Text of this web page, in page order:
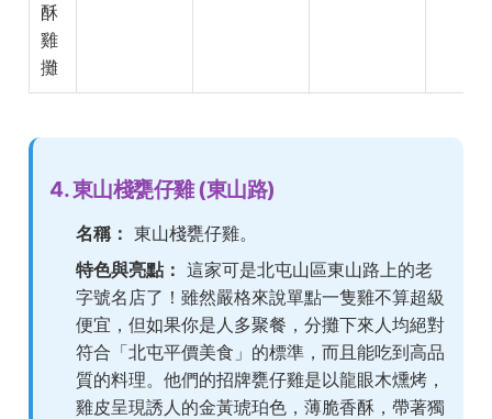
酥
雞
攤
4. 東山棧甕仔雞 (東山路)
名稱： 東山棧甕仔雞。
特色與亮點： 這家可是北屯山區東山路上的老
字號名店了！雖然嚴格來說單點一隻雞不算超級
便宜，但如果你是人多聚餐，分攤下來人均絕對
符合「北屯平價美食」的標準，而且能吃到高品
質的料理。他們的招牌甕仔雞是以龍眼木燻烤，
雞皮呈現誘人的金黃琥珀色，薄脆香酥，帶著獨